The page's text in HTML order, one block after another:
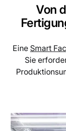
Von
Eine Smart
Sie